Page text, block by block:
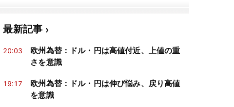
最新記事
20:03
欧州為替：ドル・円は高値付近、上値の重
さを意識
19:17
欧州為替：ドル・円は伸び悩み、戻り高値
を意識